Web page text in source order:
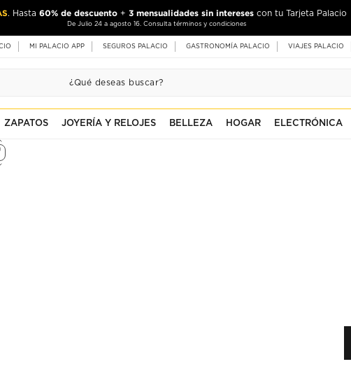
. Hasta 60% de descuento + 3 mensualidades sin intereses con tu Tarjeta Palacio
De Julio 24 a agosto 16. Consulta términos y condiciones
MI PALACIO APP SEGUROS PALACIO GASTRONOMÍA PALACIO VIAJES PALACIO
ZAPATOS JOYERÍA Y RELOJES BELLEZA HOGAR ELECTRÓNICA